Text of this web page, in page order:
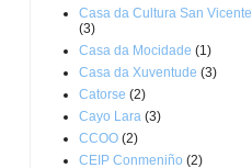
Casa da Cultura San Vicente
(3)
Casa da Mocidade (1)
Casa da Xuventude (3)
Catorse (2)
Cayo Lara (3)
CCOO (2)
CEIP Conmeniño (2)